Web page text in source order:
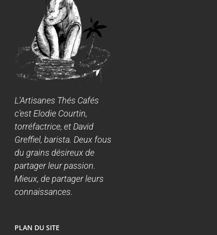
L'Artisanes Thés Cafés
c'est Elodie Courtin,
torréfactrice, et David
Greffiel, barista. Deux fous
du grains désireux de
partager leur passion.
Mieux, de partager leurs
connaissances.
PLAN DU SITE